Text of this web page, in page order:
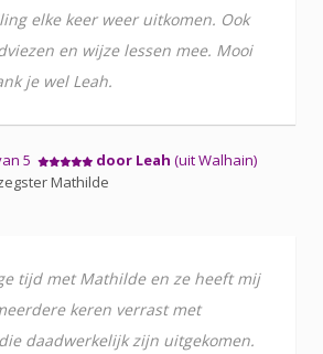
elke keer weer uitkomen. Ook
en wijze lessen mee. Mooi
je wel Leah.
5 door Leah (uit Walhain)
Mathilde
tijd met Mathilde en ze heeft mij
keren verrast met
daadwerkelijk zijn uitgekomen.